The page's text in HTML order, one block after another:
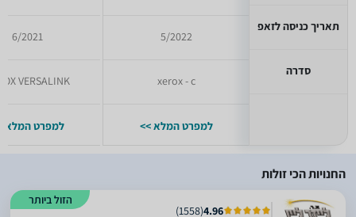
תאריך כניסה לזאפ
סדרה
5/2022
xerox - c
למפרט המלא >>
6/2021
VERSALINK
למפרט המלא
החנויות הכי זולות
הזול ביותר
4.96
(
1558
)